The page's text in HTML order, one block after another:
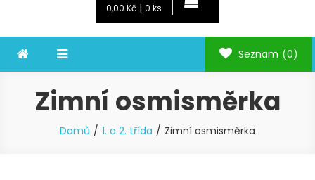
0,00 Kč | 0 ks
Seznam (0)
Zimní osmisměrka
Domů 1. a 2. třída Zimní osmisměrka